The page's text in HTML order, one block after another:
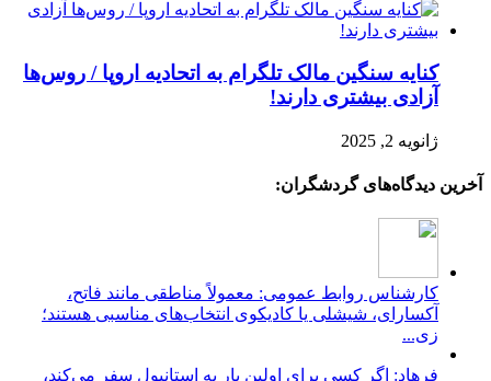
کنایه سنگین مالک تلگرام به اتحادیه اروپا / روس‌ها
آزادی بیشتری دارند!
ژانویه 2, 2025
آخرین دیدگاه‌های گردشگران:
کارشناس روابط عمومی: معمولاً مناطقی مانند فاتح،
آکسارای، شیشلی یا کادیکوی انتخاب‌های مناسبی هستند؛
زی...
فرهاد: اگر کسی برای اولین بار به استانبول سفر می‌کند،